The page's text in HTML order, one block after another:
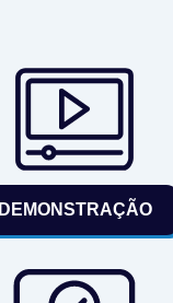
DEMONSTRAÇÃO